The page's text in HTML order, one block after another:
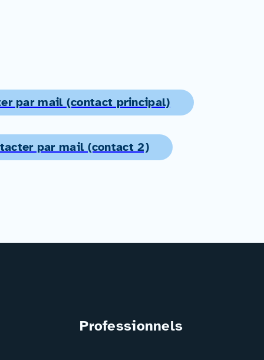
par mail (contact principal)
par mail (contact 2)
Professionnels